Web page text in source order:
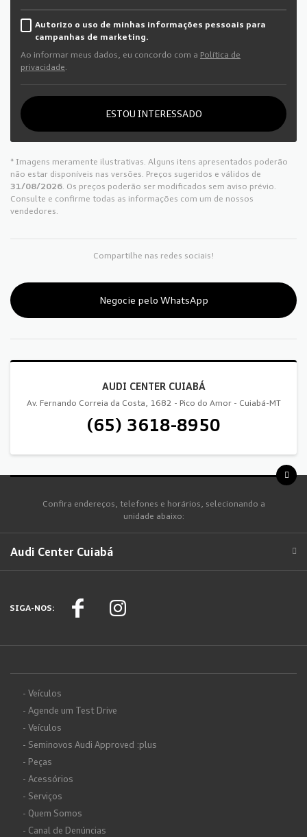
Autorizo o uso de minhas informações pessoais para
campanhas de marketing.
Ao informar meus dados, eu concordo com a Política de
privacidade.
ESTOU INTERESSADO
* Imagens meramente ilustrativas. Alguns itens apresentados poderão
não estar disponíveis nas versões. Preços sugeridos e válidos de
31/08/2026. Os preços poderão ser modificados sem aviso prévio.
Consulte e confirme todas as informações com um de nossos
vendedores.
Compartilhe nas redes sociais!
Negocie pelo WhatsApp
AUDI CENTER CUIABÁ
Av. Fernando Correia da Costa, 1682 - Pico do Amor - Cuiabá-MT
(65) 3618-8950
Confira endereços, telefones e horários, selecionando a
unidade abaixo:
Audi Center Cuiabá
SIGA-NOS:
- Veículos
- Agende um Test Drive
- Veículos
- Seminovos Audi Approved :plus
- Peças
- Acessórios
- Serviços
- Quem Somos
- Canal de Denúncias